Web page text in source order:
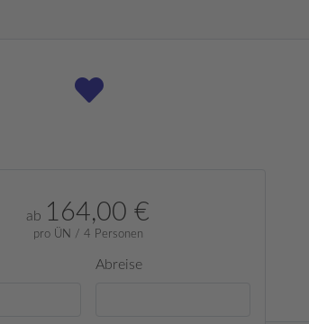
ab 164,00 €
pro ÜN / 4 Personen
Abreise